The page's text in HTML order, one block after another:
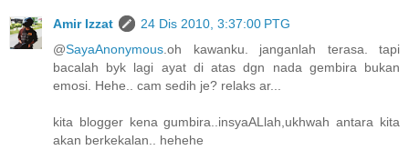
Amir Izzat
24 Dis 2010, 3:37:00 PTG
@SayaAnonymous .oh kawanku. janganlah terasa. tapi
bacalah byk lagi ayat di atas dgn nada gembira bukan
emosi. Hehe.. cam sedih je? relaks ar...
kita blogger kena gumbira..insyaALlah,ukhwah antara kita
akan berkekalan.. hehehe